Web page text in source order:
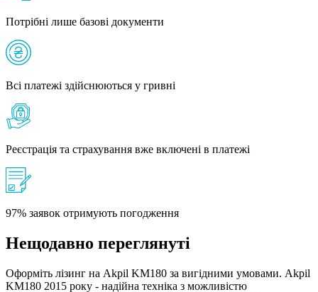
Потрібні лише базові документи
Всі платежі здійснюються у гривні
Реєстрація та страхування вже включені в платежі
97% заявок отримують погодження
Нещодавно переглянуті
Оформіть лізинг на Akpil KM180 за вигідними умовами. Akpil
KM180 2015 року - надійна техніка з можливістю